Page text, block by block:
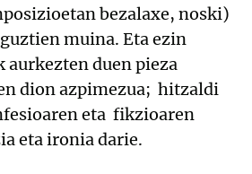
bezalaxe, noski)
muina. Eta ezin
aurkezten duen pieza
dion azpimezua; hitzaldi
eta fikzioaren
eta ironia darie.